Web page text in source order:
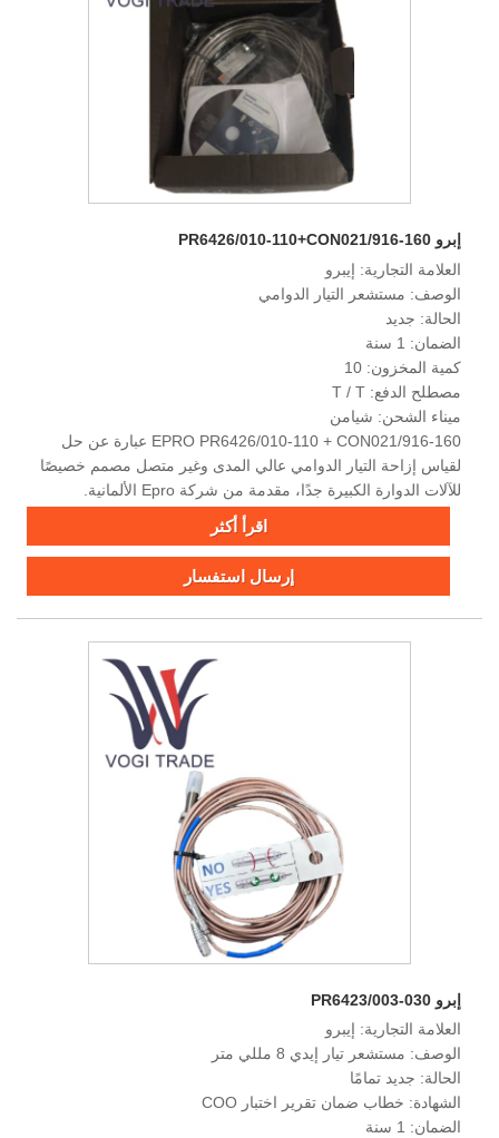
إبرو PR6426/010-110+CON021/916-160
العلامة التجارية: إيبرو
الوصف: مستشعر التيار الدوامي
الحالة: جديد
الضمان: 1 سنة
كمية المخزون: 10
مصطلح الدفع: T / T
ميناء الشحن: شيامن
EPRO PR6426/010-110 + CON021/916-160 عبارة عن حل
لقياس إزاحة التيار الدوامي عالي المدى وغير متصل مصمم خصيصًا
للآلات الدوارة الكبيرة جدًا، مقدمة من شركة Epro الألمانية.
اقرأ أكثر
إرسال استفسار
إبرو PR6423/003-030
العلامة التجارية: إيبرو
الوصف: مستشعر تيار إيدي 8 مللي متر
الحالة: جديد تمامًا
الشهادة: خطاب ضمان تقرير اختبار COO
الضمان: 1 سنة